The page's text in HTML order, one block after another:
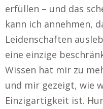
erfüllen – und das
kann ich annehmen,
Leidenschaften
eine einzige
Wissen hat mir zu
und mir gezeigt, wie
Einzigartigkeit ist.